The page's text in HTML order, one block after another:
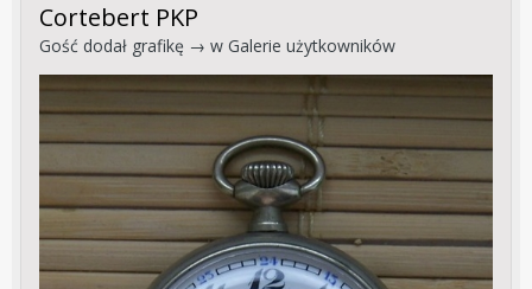
Cortebert PKP
Gość dodał grafikę → w Galerie użytkowników